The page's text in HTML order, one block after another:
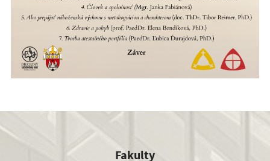
Fakulty